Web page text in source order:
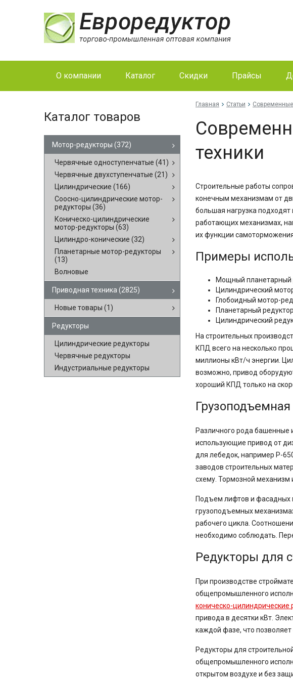
О компании Каталог Скидки Прайсы
Каталог товаров
Мотор-редукторы (372)
Червячные одноступенчатые (41)
Червячные двухступенчатые (21)
Цилиндрические (166)
Соосно-цилиндрические мотор-
редукторы (36)
Коническо-цилиндрические
мотор-редукторы (63)
Цилиндро-конические (32)
Планетарные мотор-редукторы
(13)
Волновые
Приводная техника (2825)
Новые товары (1)
Редукторы
Цилиндрические редукторы
Червячные редукторы
Индустриальные редукторы
Главная Статьи Современные
техники
Строительные работы
конечным механизмам от
большая нагрузка
работающих механизмах,
их функции
Примеры
Мощный планетарный
Цилиндрический
Глобоидный мотор-
Планетарный
Цилиндрический
На строительных
КПД всего на несколько
миллионы кВт/ч энергии.
возможно, привод
хороший КПД только на
Грузоподъемная
Различного рода башенные
использующие привод от
для лебедок, например Р-
заводов строительных
схему. Тормозной механизм
Подъем лифтов и фасадных
грузоподъемных
рабочего цикла.
необходимо соблюдать.
Редукторы для
При производстве
общепромышленного
коническо-цилиндрические
привода в десятки кВт.
каждой фазе, что позволяет
Редукторы для
общепромышленного
открытом воздухе и без